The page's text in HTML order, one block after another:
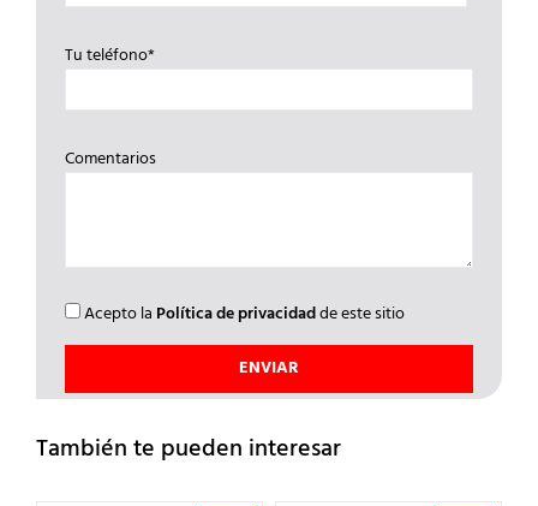
Tu teléfono*
Comentarios
Acepto la Política de privacidadde este sitio
También te pueden interesar